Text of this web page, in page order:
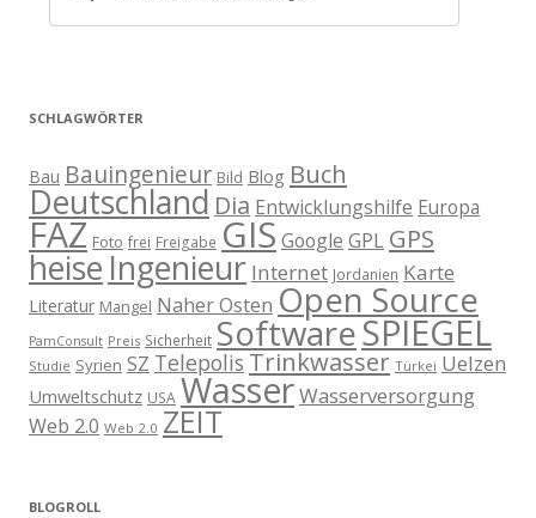
SCHLAGWÖRTER
Bau Bauingenieur Bild Blog Buch
Deutschland Dia Entwicklungshilfe Europa
FAZ Foto frei Freigabe GIS Google GPL GPS
heise Ingenieur Internet Jordanien Karte
Literatur Mangel Naher Osten Open Source
PamConsult Preis Sicherheit SoftwareSPIEGEL
Studie Syrien SZ Telepolis Trinkwasser Türkei Uelzen
Umweltschutz USA WasserWasserversorgung
Web 2.0 Web 2.0 ZEIT
BLOGROLL